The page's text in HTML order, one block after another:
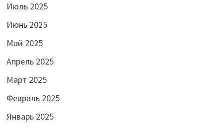
Июль 2025
Июнь 2025
Май 2025
Апрель 2025
Март 2025
Февраль 2025
Январь 2025